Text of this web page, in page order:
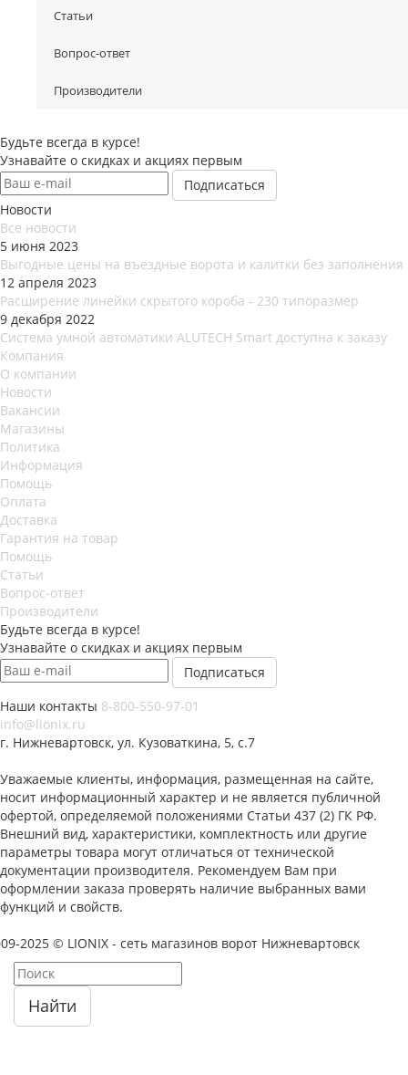
Статьи
Вопрос-ответ
Производители
Будьте всегда в курсе!
Узнавайте о скидках и акциях первым
Новости
Все новости
5 июня 2023
Выгодные цены на въездные ворота и калитки без заполнения
12 апреля 2023
Расширение линейки скрытого короба - 230 типоразмер
9 декабря 2022
Система умной автоматики ALUTECH Smart доступна к заказу
Компания
О компании
Новости
Вакансии
Магазины
Политика
Информация
Помощь
Оплата
Доставка
Гарантия на товар
Помощь
Статьи
Вопрос-ответ
Производители
Будьте всегда в курсе!
Узнавайте о скидках и акциях первым
Наши контакты 8-800-550-97-01
info@lionix.ru
г. Нижневартовск, ул. Кузоваткина, 5, с.7
Уважаемые клиенты, информация, размещенная на сайте,
носит информационный характер и не является публичной
офертой, определяемой положениями Статьи 437 (2) ГК РФ.
Внешний вид, характеристики, комплектность или другие
параметры товара могут отличаться от технической
документации производителя. Рекомендуем Вам при
оформлении заказа проверять наличие выбранных вами
функций и свойств.
2025 © LIONIX - сеть магазинов ворот Нижневартовск
Найти